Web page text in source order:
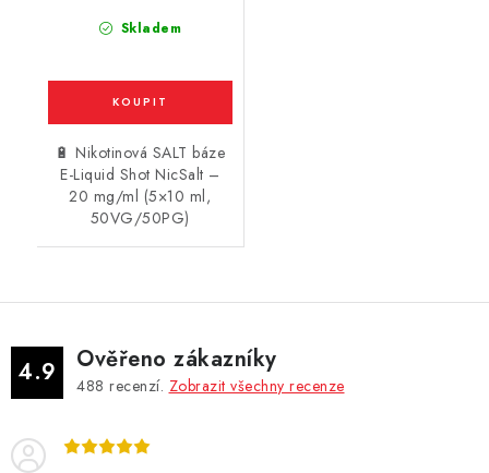
Skladem
🔋 Nikotinová SALT báze
E-Liquid Shot NicSalt –
20 mg/ml (5×10 ml,
50VG/50PG)
4.9 Ověřeno zákazníky
488 recenzí. Zobrazit všechny recenze